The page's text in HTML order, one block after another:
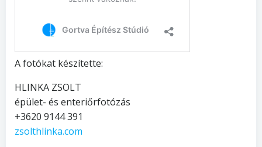
A fotókat készítette:
HLINKA ZSOLT
épület- és enteriőrfotózás
+3620 9144 391
zsolthlinka.com